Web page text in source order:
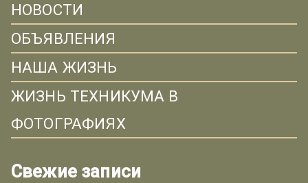
НОВОСТИ
ОБЪЯВЛЕНИЯ
НАША ЖИЗНЬ
ЖИЗНЬ ТЕХНИКУМА В
ФОТОГРАФИЯХ
Свежие записи